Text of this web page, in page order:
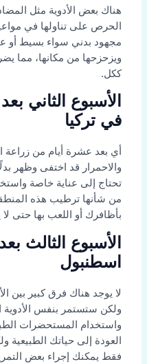
هناك بعض الأدوية مثل
الحرص على تناولها في
مجهود بدني سواء بسيط أو
ويزحزحها من مكانها، مما
ككل.
الأسبوع الثاني
في تركيا
أي بعد عشرة أيام من زراعة
والاحمرار قد اختفى وظهر
تحتاج إلى عناية خاصة
من شأنها ترطيب هذه
بأظافرك أو اللعب بها حتى
الأسبوع الثالث
اسطنبول
لا يوجد هناك فرق كبير بين
ولكن ستستمر بنفس
واستخدام المستحضرات
العودة إلى حياتك الطبيعية
فقط يمكنك إجراء بعض